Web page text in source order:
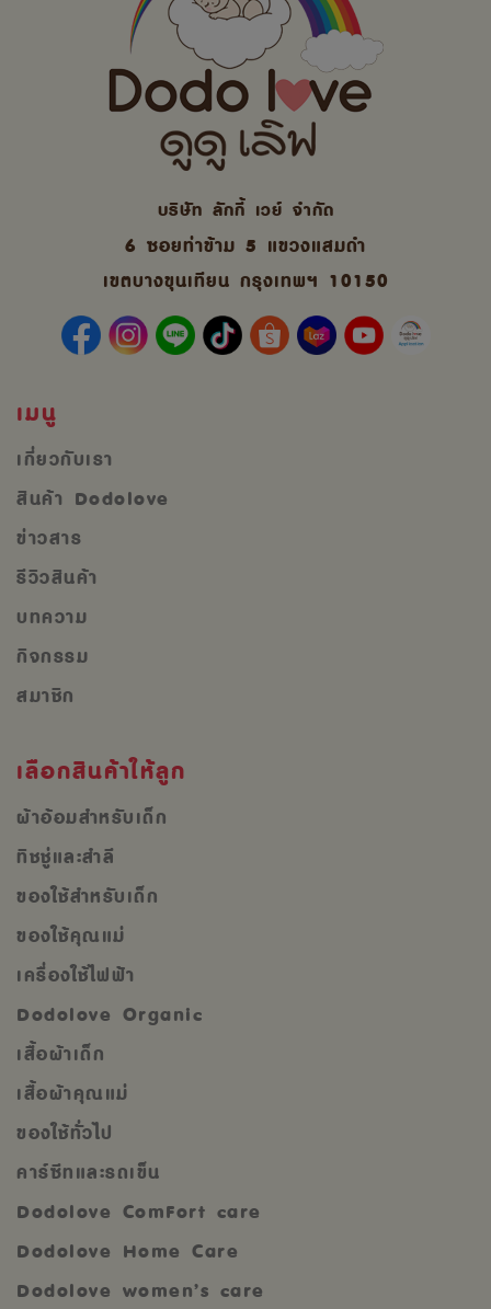
บริษัท ลักกี้ เวย์ จํากัด
6 ซอยท่าข้าม 5 แขวงแสมดำ
เขตบางขุนเทียน กรุงเทพฯ 10150
เมนู
เกี่ยวกับเรา
สินค้า Dodolove
ข่าวสาร
รีวิวสินค้า
บทความ
กิจกรรม
สมาชิก
เลือกสินค้าให้ลูก
ผ้าอ้อมสำหรับเด็ก
ทิชชู่และสำลี
ของใช้สำหรับเด็ก
ของใช้คุณแม่
เครื่องใช้ไฟฟ้า
Dodolove Organic
เสื้อผ้าเด็ก
เสื้อผ้าคุณแม่
ของใช้ทั่วไป
คาร์ซีทและรถเข็น
Dodolove ComFort care
Dodolove Home Care
Dodolove women’s care